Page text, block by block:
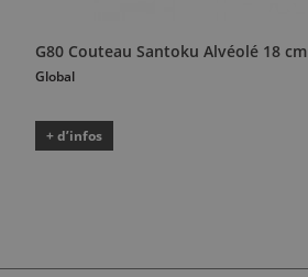
G80 Couteau Santoku Alvéolé 18 cm
Global
+ d’infos